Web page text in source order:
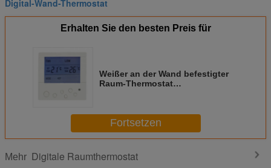
Digital-Wand-Thermostat
Erhalten Sie den besten Preis für
Weißer an der Wand befestigter
Raum-Thermostat
Fortsetzen
Mehr Digitale Raumthermostat